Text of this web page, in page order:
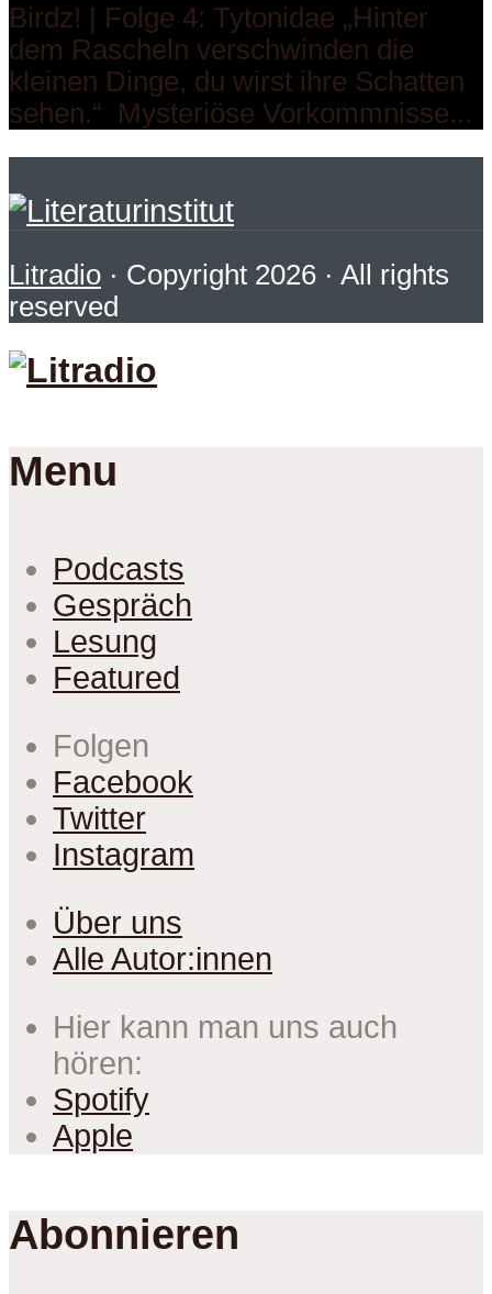
Birdz! | Folge 4: Tytonidae „Hinter
dem Rascheln verschwinden die
kleinen Dinge, du wirst ihre Schatten
sehen.“ Mysteriöse Vorkommnisse...
Litradio · Copyright 2026 · All rights
reserved
Menu
Podcasts
Gespräch
Lesung
Featured
Folgen
Facebook
Twitter
Instagram
Über uns
Alle Autor:innen
Hier kann man uns auch
hören:
Spotify
Apple
Abonnieren